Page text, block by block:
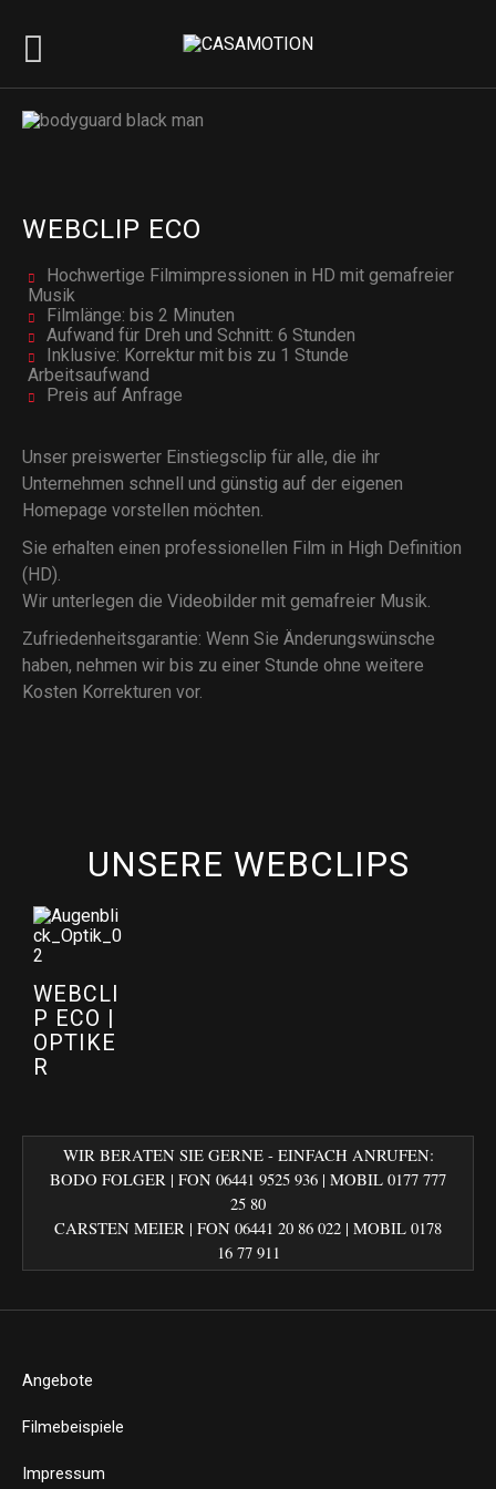
WEBCLIP ECO
Hochwertige Filmimpressionen in HD mit gemafreier
Musik
Filmlänge: bis 2 Minuten
Aufwand für Dreh und Schnitt: 6 Stunden
Inklusive: Korrektur mit bis zu 1 Stunde
Arbeitsaufwand
Preis auf Anfrage
Unser preiswerter Einstiegsclip für alle, die ihr
Unternehmen schnell und günstig auf der eigenen
Homepage vorstellen möchten.
Sie erhalten einen professionellen Film in High Definition
(HD).
Wir unterlegen die Videobilder mit gemafreier Musik.
Zufriedenheitsgarantie: Wenn Sie Änderungswünsche
haben, nehmen wir bis zu einer Stunde ohne weitere
Kosten Korrekturen vor.
UNSERE WEBCLIPS
WEBCLI
P ECO |
OPTIKE
R
WIR BERATEN SIE GERNE - EINFACH ANRUFEN:
BODO FOLGER | FON 06441 9525 936 | MOBIL 0177 777
25 80
CARSTEN MEIER | FON 06441 20 86 022‬ | MOBIL 0178
16 77 911
Angebote
Filmebeispiele
Impressum